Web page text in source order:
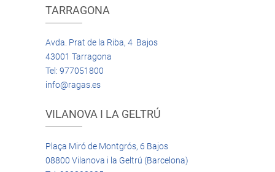
TARRAGONA
Avda. Prat de la Riba, 4 Bajos
43001 Tarragona
Tel: 977051800
info@ragas.es
VILANOVA I LA GELTRÚ
Plaça Miró de Montgrós, 6 Bajos
08800 Vilanova i la Geltrú (Barcelona)